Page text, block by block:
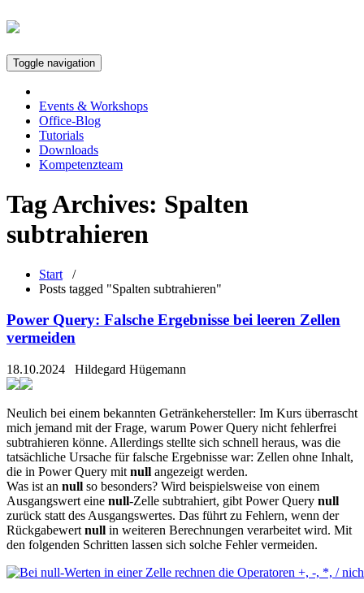
Toggle navigation
Events & Workshops
Office-Blog
Tutorials
Downloads
Kompetenzteam
Tag Archives: Spalten
subtrahieren
Start /
Posts tagged "Spalten subtrahieren"
Power Query: Falsche Ergebnisse bei leeren Zellen
vermeiden
18.10.2024 Hildegard Hügemann
Neulich bei einem bekannten Getränkehersteller: Im Kurs überrascht
mich jemand mit der Frage, warum Power Query nicht fehlerfrei
subtrahieren könne. Allerdings stellte sich schnell heraus, was die
tatsächliche Ursache für falsche Ergebnisse war: Zellen ohne Inhalt,
die in Power Query mit null angezeigt werden.
Was ist an null so besonders? Wird beispielsweise von einem
Ausgangswert eine null-Zelle subtrahiert, gibt Power Query null
zurück statt des Ausgangswertes. Das führt zu Fehlern, wenn der
Rückgabewert null in weiteren Berechnungen verarbeitet wird. Mit
den folgenden Schritten lassen sich solche Fehler vermeiden.